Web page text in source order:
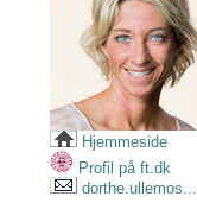
Hjemmeside
Profil på ft.dk
dorthe.ullemos...